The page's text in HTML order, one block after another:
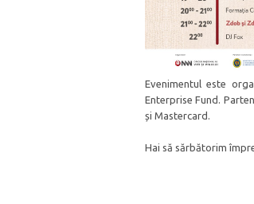
Evenimentul este
Enterprise Fund.
și Mastercard.
Hai să sărbătorim